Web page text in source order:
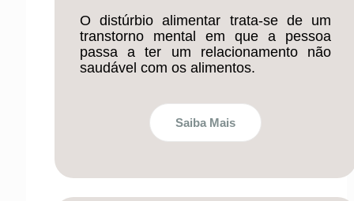
O distúrbio alimentar trata-se de um
transtorno mental em que a pessoa
passa a ter um relacionamento não
saudável com os alimentos.
Saiba Mais